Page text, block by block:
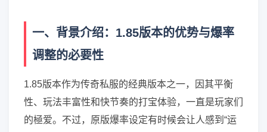
一、背景介绍：1.85版本的优势与爆率
调整的必要性
1.85版本作为传奇私服的经典版本之一，因其平衡
性、玩法丰富性和快节奏的打宝体验，一直是玩家们
的極爱。不过，原版爆率设定有时候会让人感到“运